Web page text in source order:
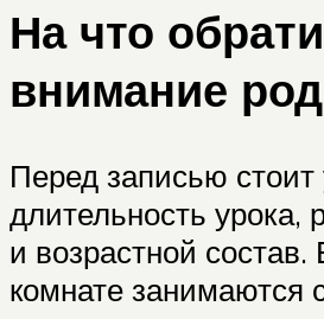
На что
внимание
Перед записью стоит
длительность урока,
и возрастной
комнате занимаются